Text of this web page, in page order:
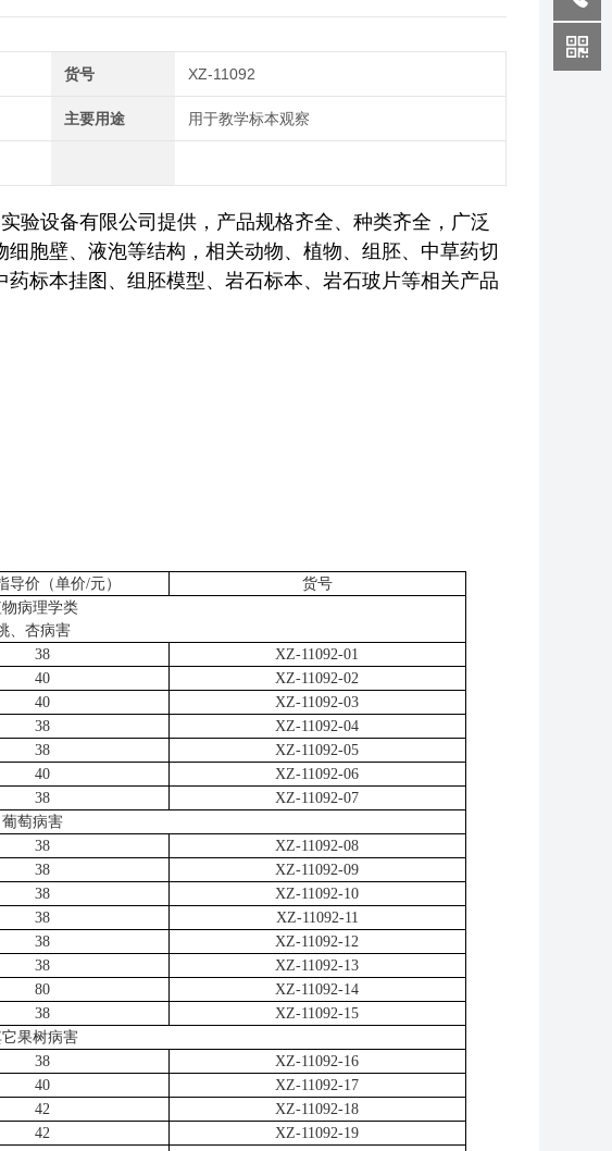
货号 XZ-11092
主要用途 用于教学标本观察
验设备有限公司提供，产品规格齐全、种类齐全，广泛
胞壁、液泡等结构，相关动物、植物、组胚、中草药切
标本挂图、组胚模型、岩石标本、岩石玻片等相关产品
导价（单价/元）
货号
病理学类
、杏病害
38
XZ-11092-01
40
XZ-11092-02
40
XZ-11092-03
38
XZ-11092-04
38
XZ-11092-05
40
XZ-11092-06
38
XZ-11092-07
葡萄病害
38
XZ-11092-08
38
XZ-11092-09
38
XZ-11092-10
38
XZ-11092-11
38
XZ-11092-12
38
XZ-11092-13
80
XZ-11092-14
38
XZ-11092-15
果树病害
38
XZ-11092-16
40
XZ-11092-17
42
XZ-11092-18
42
XZ-11092-19